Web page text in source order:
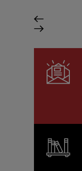
Previous slide
Next slide